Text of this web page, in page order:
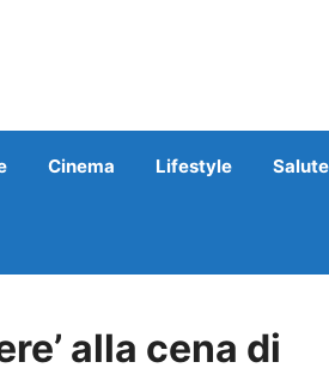
Cinema Lifestyle
alla cena di